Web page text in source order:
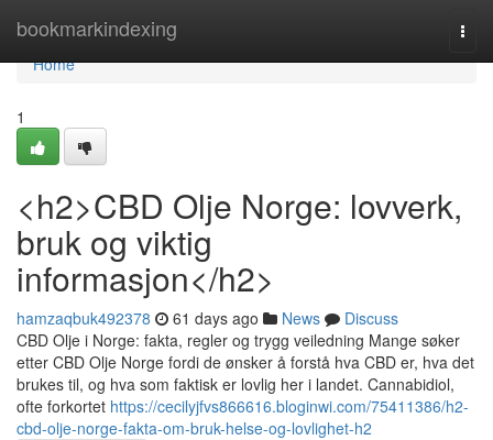
bookmarkindexing
Home
Home
1
<h2>CBD Olje Norge: lovverk,
bruk og viktig
informasjon</h2>
hamzaqbuk492378 61 days ago News
Discuss
CBD Olje i Norge: fakta, regler og trygg veiledning Mange søker
etter CBD Olje Norge fordi de ønsker å forstå hva CBD er, hva det
brukes til, og hva som faktisk er lovlig her i landet. Cannabidiol,
ofte forkortet https://cecilyjfvs866616.bloginwi.com/75411386/h2-
cbd-olje-norge-fakta-om-bruk-helse-og-lovlighet-h2